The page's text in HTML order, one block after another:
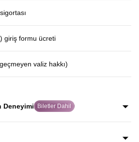
giriş formu ücreti
valiz hakkı)
Deneyimi Biletler Dahil
ünlü Shinkansen hızlı trenleriyle
hatlarında iki kez